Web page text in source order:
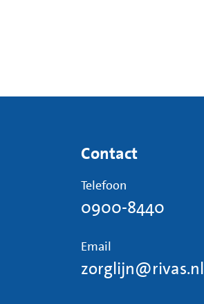
Contact
Telefoon
0900-8440
Email
zorglijn@rivas.nl